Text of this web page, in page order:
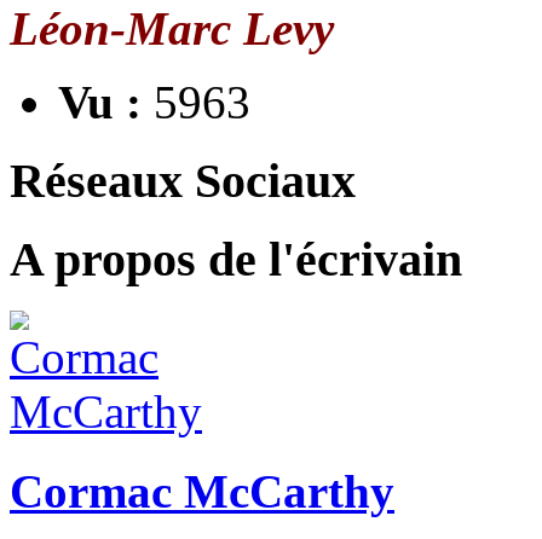
Léon-Marc Levy
Vu : 5963
Réseaux Sociaux
A propos de l'écrivain
Cormac McCarthy